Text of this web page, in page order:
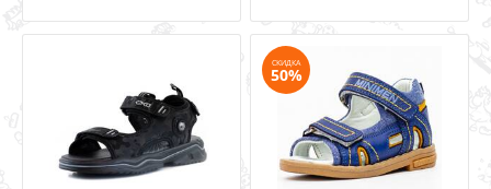
СКИДКА
50%